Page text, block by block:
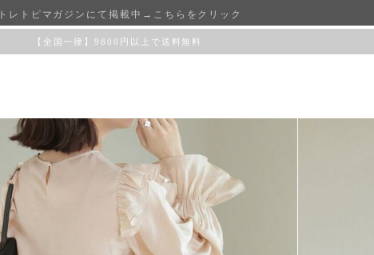
トレトピマガジンにて掲載中→こちらをクリック
【全国一律】9800円以上で送料無料